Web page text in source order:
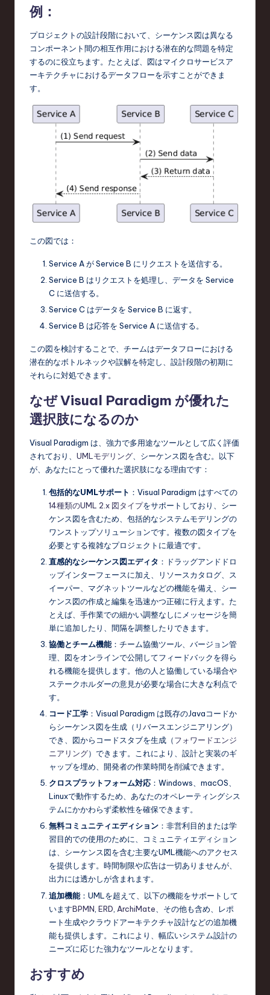
例：
プロジェクトの設計段階において、シーケンス図は異なる
コンポーネント間の相互作用における潜在的な問題を特定
するのに役立ちます。たとえば、図はマイクロサービスア
ーキテクチャにおけるデータフローを示すことができま
す。
この図では：
Service A が Service B にリクエストを送信する。
Service B はリクエストを処理し、データを Service
C に送信する。
Service C はデータを Service B に返す。
Service B は応答を Service A に送信する。
この図を検討することで、チームはデータフローにおける
潜在的なボトルネックや誤解を特定し、設計段階の初期に
それらに対処できます。
なぜ Visual Paradigm が優れた
選択肢になるのか
Visual Paradigm は、強力で多用途なツールとして広く評価
されており、 UMLモデリング 、シーケンス図を含む。以下
が、あなたにとって優れた選択肢になる理由です：
包括的なUMLサポート ：Visual Paradigm はすべての
14種類のUML 2.x 図タイプをサポートしており、シー
ケンス図を含むため、包括的なシステムモデリングの
ワンストップソリューションです。複数の図タイプを
必要とする複雑なプロジェクトに最適です。
直感的なシーケンス図エディタ ：ドラッグアンドドロ
ップインターフェースに加え、リソースカタログ、ス
イーパー、マグネットツールなどの機能を備え、シー
ケンス図の作成と編集を迅速かつ正確に行えます。た
とえば、手作業での細かい調整なしにメッセージを簡
単に追加したり、間隔を調整したりできます。
協働とチーム機能 ：チーム協働ツール、バージョン管
理、図をオンラインで公開してフィードバックを得ら
れる機能を提供します。他の人と協働している場合や
ステークホルダーの意見が必要な場合に大きな利点で
す。
コード工学 ：Visual Paradigm は既存のJavaコードか
らシーケンス図を生成（リバースエンジニアリング）
でき、図からコードスタブを生成（フォワードエンジ
ニアリング）できます。これにより、設計と実装のギ
ャップを埋め、開発者の作業時間を削減できます。
クロスプラットフォーム対応 ：Windows、macOS、
Linuxで動作するため、あなたのオペレーティングシス
テムにかかわらず柔軟性を確保できます。
無料コミュニティエディション ：非営利目的または学
習目的での使用のために、コミュニティエディション
は、シーケンス図を含む主要なUML機能へのアクセス
を提供します。時間制限や広告は一切ありませんが、
出力には透かしが含まれます。
追加機能 ：UMLを超えて、以下の機能をサポートして
いますBPMN ERD ArchiMate 、その他も含め、レポ
ート生成やクラウドアーキテクチャ設計などの追加機
能も提供します。これにより、幅広いシステム設計の
ニーズに応じた強力なツールとなります。
おすすめ